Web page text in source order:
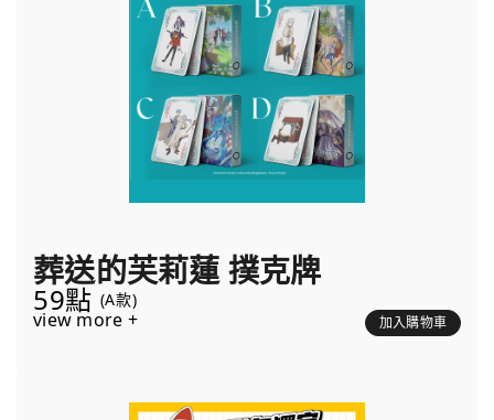
葬送的芙莉蓮 撲克牌
59點 (A款)
view more + 加入購物車